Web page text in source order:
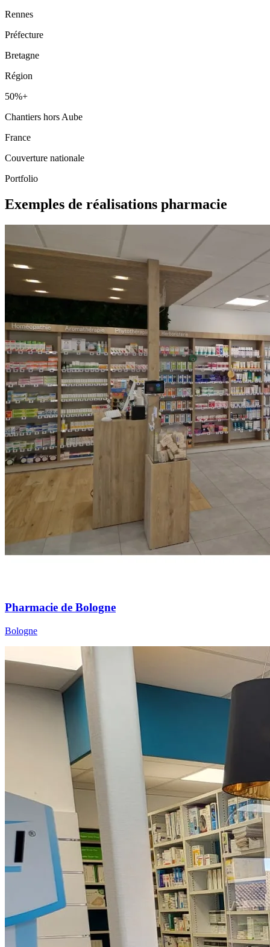
Rennes
Préfecture
Bretagne
Région
50%+
Chantiers hors Aube
France
Couverture nationale
Portfolio
Exemples de réalisations pharmacie
Pharmacie de Bologne
Bologne